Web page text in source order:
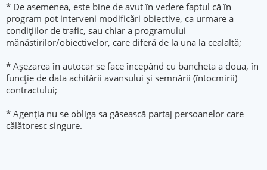
* De asemenea, este bine de avut în vedere faptul că în
program pot interveni modificări obiective, ca urmare a
condițiilor de trafic, sau chiar a programului
mănăstirilor/obiectivelor, care diferă de la una la cealaltă;
* Așezarea în autocar se face începând cu bancheta a doua, în
funcție de data achitării avansului și semnării (întocmirii)
contractului;
* Agenția nu se obliga sa găsească partaj persoanelor care
călătoresc singure.